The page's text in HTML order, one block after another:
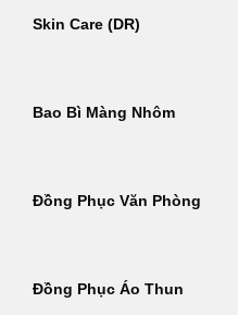
Skin Care (DR)
Bao Bì Màng Nhôm
Đồng Phục Văn Phòng
Đồng Phục Áo Thun